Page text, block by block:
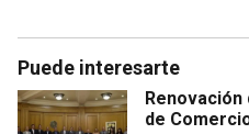
Puede interesarte
de